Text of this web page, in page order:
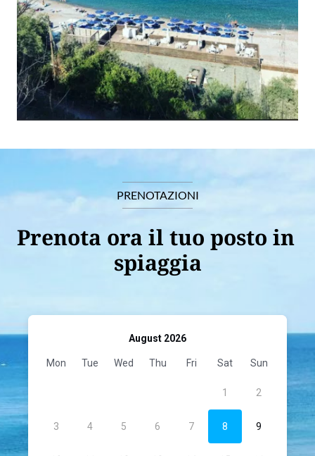
PRENOTAZIONI
Prenota ora il tuo posto in
spiaggia